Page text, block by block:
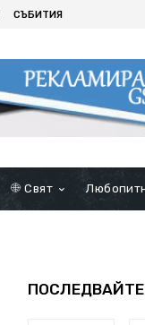
СЪБИТИЯ
Свят
ПОСЛЕДВАЙТЕ